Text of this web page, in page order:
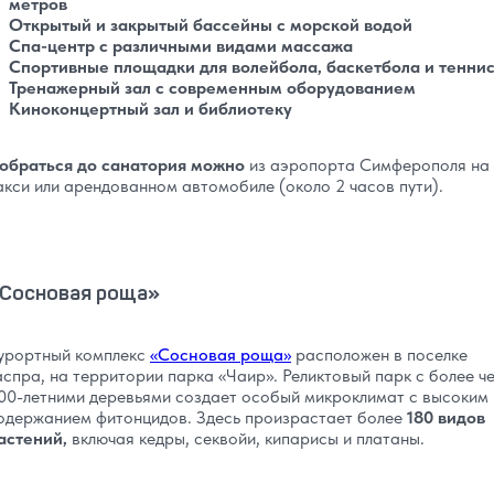
Открытый и закрытый бассейны с морской водой
Спа-центр с различными видами массажа
Спортивные площадки для волейбола, баскетбола и
Тренажерный зал с современным оборудованием
Киноконцертный зал и библиотеку
до санатория можно из аэропорта Симферополя на
или арендованном автомобиле (около 2 часов пути).
роща»
комплекс «Сосновая роща» расположен в поселке
на территории парка «Чаир». Реликтовый парк с более
летними деревьями создает особый микроклимат с высоким
фитонцидов. Здесь произрастает более 180 видов
включая кедры, секвойи, кипарисы и платаны.